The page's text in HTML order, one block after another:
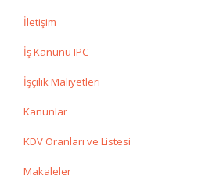
İletişim
İş Kanunu IPC
İşçilik Maliyetleri
Kanunlar
KDV Oranları ve Listesi
Makaleler